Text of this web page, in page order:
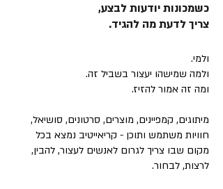
כשמכונות יודעות לבצע,
צריך לדעת מה להגיד.
ולמי.
ולמה שמישהו יעצור בשביל זה.
ומה זה אמור להזיז.
מיתוגים, קמפיינים, מוצרים, סרטונים, סושיאל,
חוויות משתמש ותוכן - קריאייטיב נמצא בכל
מקום שבו צריך לגרום לאנשים לעצור, להבין,
לרצות, לבחור.